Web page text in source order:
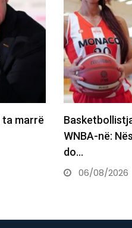
synon
nuk
Rrufeja vret
të tjerë në
05/08/2026